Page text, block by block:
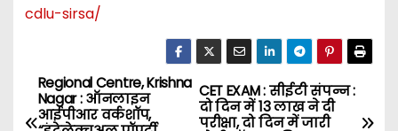
cdlu-sirsa/
P
CET EXAM : सीईटी संपन्न :
दो दिन में 13 लाख ने दी
परीक्षा, दो दिन में जारी
Regional Centre, Krishna
Nagar : ऑनलाइन
आईपीआर वर्कशॉप,